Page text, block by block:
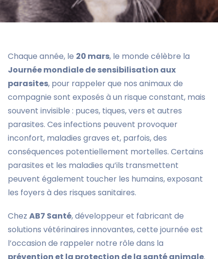
Chaque année, le 20 mars, le monde célèbre la
Journée mondiale de sensibilisation aux
parasites, pour rappeler que nos animaux de
compagnie sont exposés à un risque constant, mais
souvent invisible : puces, tiques, vers et autres
parasites. Ces infections peuvent provoquer
inconfort, maladies graves et, parfois, des
conséquences potentiellement mortelles. Certains
parasites et les maladies qu’ils transmettent
peuvent également toucher les humains, exposant
les foyers à des risques sanitaires.
Chez AB7 Santé, développeur et fabricant de
solutions vétérinaires innovantes, cette journée est
l’occasion de rappeler notre rôle dans la